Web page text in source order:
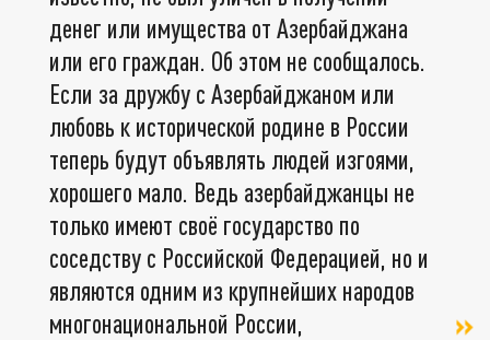
денег или имущества от Азербайджана
или его граждан. Об этом не сообщалось.
Если за дружбу с Азербайджаном или
любовь к исторической родине в России
теперь будут объявлять людей изгоями,
хорошего мало. Ведь азербайджанцы не
только имеют своё государство по
соседству с Российской Федерацией, но и
являются одним из крупнейших народов
многонациональной России,